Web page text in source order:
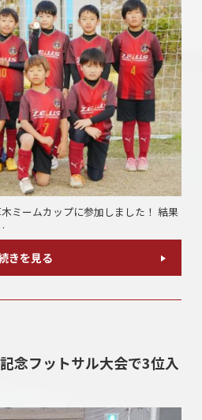
ミームカップに参加しました！ 結果
きを見る
念フットサル大会で3位入